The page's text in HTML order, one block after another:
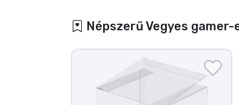
Népszerű Vegyes gamer-